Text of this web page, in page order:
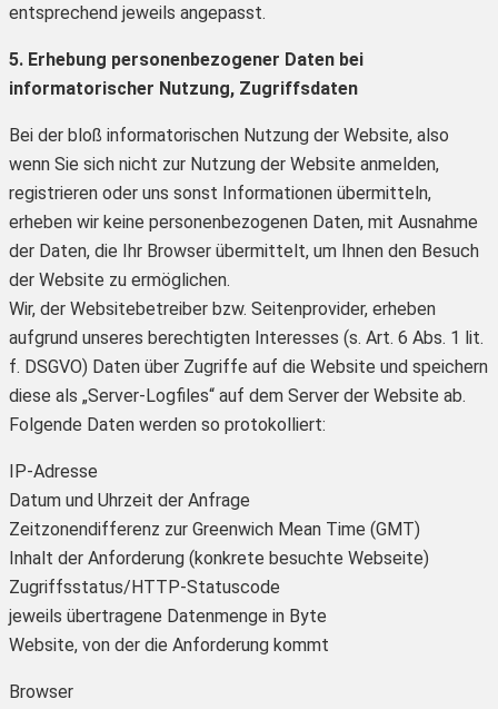
entsprechend jeweils angepasst.
5. Erhebung personenbezogener Daten bei
informatorischer Nutzung, Zugriffsdaten
Bei der bloß informatorischen Nutzung der Website, also
wenn Sie sich nicht zur Nutzung der Website anmelden,
registrieren oder uns sonst Informationen übermitteln,
erheben wir keine personenbezogenen Daten, mit Ausnahme
der Daten, die Ihr Browser übermittelt, um Ihnen den Besuch
der Website zu ermöglichen.
Wir, der Websitebetreiber bzw. Seitenprovider, erheben
aufgrund unseres berechtigten Interesses (s. Art. 6 Abs. 1 lit.
f. DSGVO) Daten über Zugriffe auf die Website und speichern
diese als „Server-Logfiles“ auf dem Server der Website ab.
Folgende Daten werden so protokolliert:
IP-Adresse
Datum und Uhrzeit der Anfrage
Zeitzonendifferenz zur Greenwich Mean Time (GMT)
Inhalt der Anforderung (konkrete besuchte Webseite)
Zugriffsstatus/HTTP-Statuscode
jeweils übertragene Datenmenge in Byte
Website, von der die Anforderung kommt
Browser